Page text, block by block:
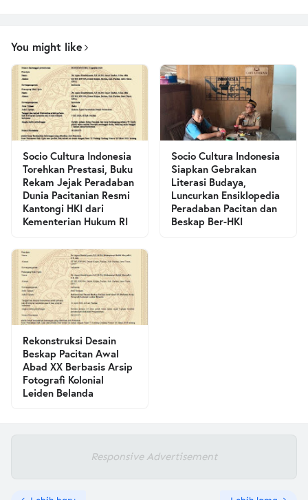
You might like
Socio Cultura Indonesia
Torehkan Prestasi, Buku
Rekam Jejak Peradaban
Dunia Pacitanian Resmi
Kantongi HKI dari
Kementerian Hukum RI
Socio Cultura Indonesia
Siapkan Gebrakan
Literasi Budaya,
Luncurkan Ensiklopedia
Peradaban Pacitan dan
Beskap Ber-HKI
Rekonstruksi Desain
Beskap Pacitan Awal
Abad XX Berbasis Arsip
Fotografi Kolonial
Leiden Belanda
Responsive Advertisement